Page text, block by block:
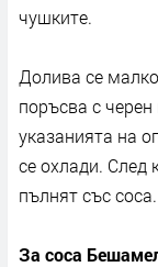
чушките.
Долива се
поръсва с
указанията на
се охлади. След
пълнят със соса.
За соса